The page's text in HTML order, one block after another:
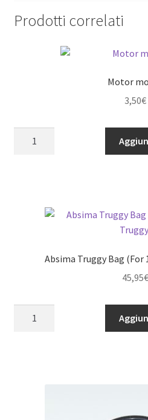
Prodotti correlati
Motor
3,50€
Absima Truggy Bag (For
45,95€